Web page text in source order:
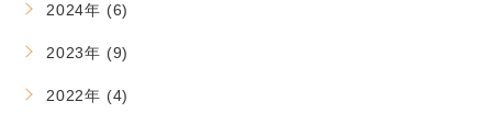
2024年 (6)
2023年 (9)
2022年 (4)